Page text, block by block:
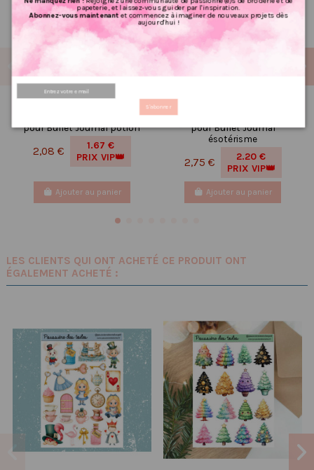
pour Bullet Journal potion
2,08 €
1.67 €
PRIX VIP👑
Ajouter au panier
pour Bullet Journal
ésotérisme
2,75 €
2.20 €
PRIX VIP👑
Ajouter au panier
LES CLIENTS QUI ONT ACHETÉ CE PRODUIT ONT
ÉGALEMENT ACHETÉ :
papeterie, et laissez-vous guider par l'inspiration.
Abonnez-vous maintenantet commencez à imaginer de nouveaux projets dès
aujourd'hui !
S'abonner